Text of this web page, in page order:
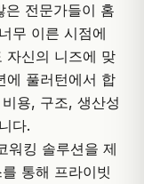
은 전문가들이 홈
무 이른 시점에
자신의 니즈에 맞
에 풀러턴에서 합
용, 구조, 생산성
다.
워킹 솔루션을 제
통해 프라이빗